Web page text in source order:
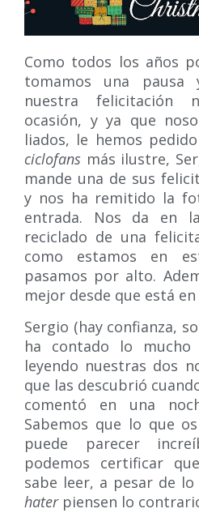
Como todos los años
tomamos una pausa
nuestra felicitación
ocasión, y ya que
liados, le hemos
ciclofans más ilustre,
mande una de sus
y nos ha remitido la
entrada. Nos da en
reciclado de una
como estamos en
pasamos por alto.
mejor desde que está en
Sergio (hay confianza,
ha contado lo
leyendo nuestras dos
que las descubrió
comentó en una
Sabemos que lo que
puede parecer
podemos certificar
sabe leer, a pesar de
hater piensen lo